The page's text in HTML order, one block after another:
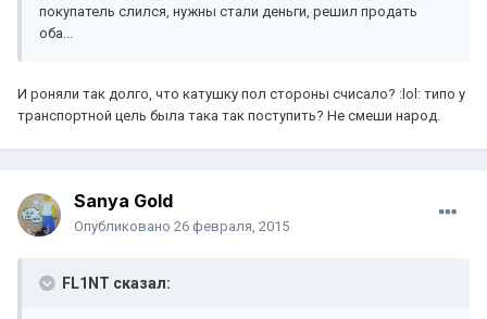
покупатель слился, нужны стали деньги, решил продать
оба...
И роняли так долго, что катушку пол стороны счисало? :lol: типо у
транспортной цель была така так поступить? Не смеши народ.
Sanya Gold
Опубликовано 26 февраля, 2015
FL1NT сказал: